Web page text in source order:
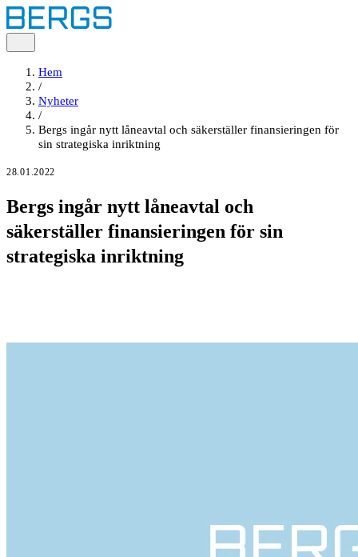
Hem
/
Nyheter
/
Bergs ingår nytt låneavtal och säkerställer finansieringen för
sin strategiska inriktning
28.01.2022
Bergs ingår nytt låneavtal och
säkerställer finansieringen för sin
strategiska inriktning